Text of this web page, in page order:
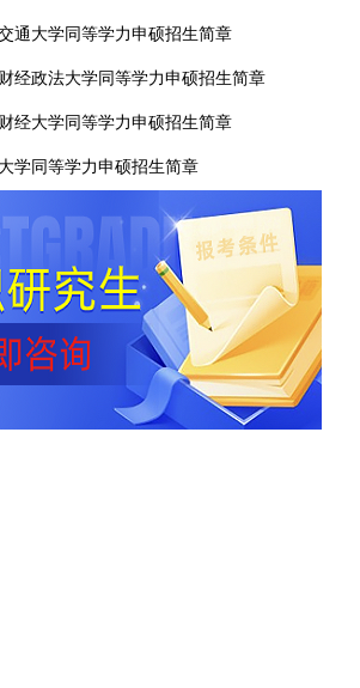
通大学同等学力申硕招生简章
经政法大学同等学力申硕招生简章
经大学同等学力申硕招生简章
学同等学力申硕招生简章